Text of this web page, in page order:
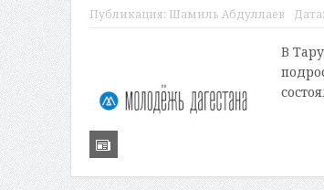
Публикация: Шамиль Абдуллаев Дата:
В